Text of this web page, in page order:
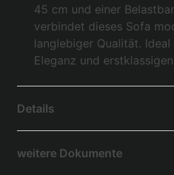
45 cm und einer
verbindet dieses Sofa
langlebiger Qualität.
Eleganz und
Details
weitere Dokumente